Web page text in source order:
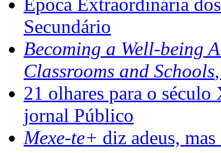
Secundário
Becoming a Well-being
Classrooms and Schools
21 olhares para o
jornal Público
Mexe-te+ diz adeus,